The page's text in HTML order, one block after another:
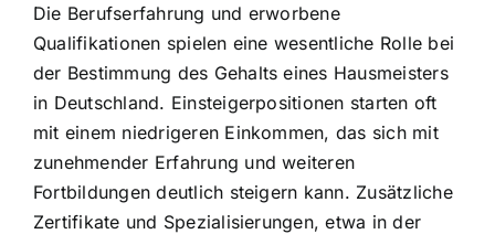
Die Berufserfahrung und erworbene
Qualifikationen spielen eine wesentliche Rolle bei
der Bestimmung des Gehalts eines Hausmeisters
in Deutschland. Einsteigerpositionen starten oft
mit einem niedrigeren Einkommen, das sich mit
zunehmender Erfahrung und weiteren
Fortbildungen deutlich steigern kann. Zusätzliche
Zertifikate und Spezialisierungen, etwa in der